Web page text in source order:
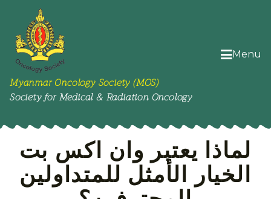
Menu
Myanmar Oncology Society (MOS)
Society for Medical & Radiation Oncology
لماذا يعتبر وان اكس بت
الخيار الأمثل للمتداولين